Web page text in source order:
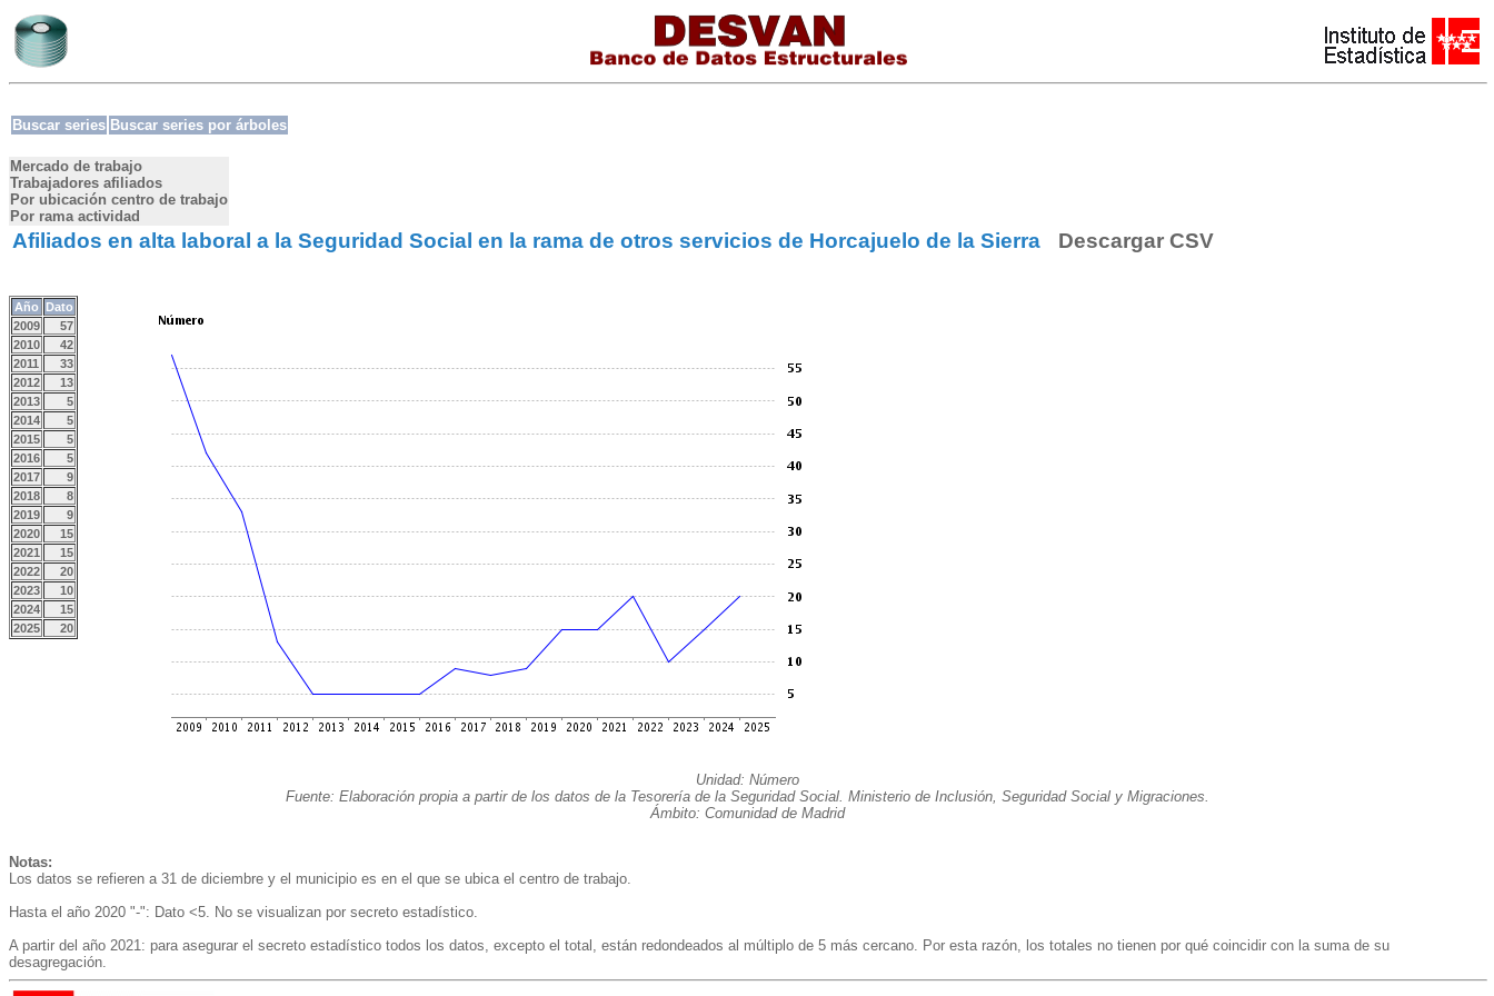
Buscar series Buscar series por árboles
Mercado de trabajo
Trabajadores afiliados
Por ubicación centro de trabajo
Por rama actividad
Afiliados en alta laboral a la Seguridad Social en la rama de otros servicios de Horcajuelo de la Sierra Descargar CSV
Año Dato
2009
57
2010
42
2011
33
2012
13
2013
5
2014
5
2015
5
2016
5
2017
9
2018
8
2019
9
2020
15
2021
15
2022
20
2023
10
2024
15
2025
20
Unidad: Número
Fuente: Elaboración propia a partir de los datos de la Tesorería de la Seguridad Social. Ministerio de Inclusión, Seguridad Social y Migraciones.
Ámbito: Comunidad de Madrid
Notas:
Los datos se refieren a 31 de diciembre y el municipio es en el que se ubica el centro de trabajo.
Hasta el año 2020 "-": Dato <5. No se visualizan por secreto estadístico.
A partir del año 2021: para asegurar el secreto estadístico todos los datos, excepto el total, están redondeados al múltiplo de 5 más cercano. Por esta razón, los totales no tienen por qué coincidir con la suma de su
desagregación.